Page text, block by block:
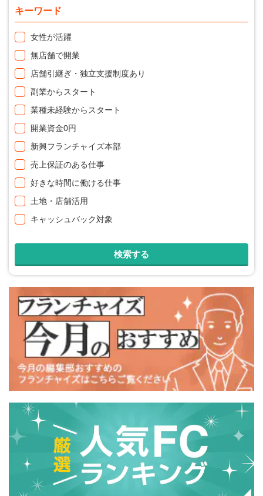
キーワード
女性が活躍
無店舗で開業
店舗引継ぎ・独立支援制度あり
副業からスタート
業種未経験からスタート
開業資金0円
新興フランチャイズ本部
売上保証のある仕事
好きな時間に働ける仕事
土地・店舗活用
キャッシュバック対象